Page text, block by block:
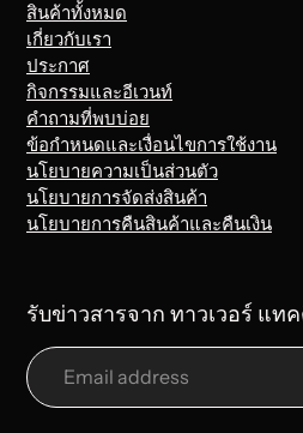
สินค้าทั้งหมด
เกี่ยวกับเรา
ประกาศ
กิจกรรมและอีเวนท์
คำถามที่พบบ่อย
ข้อกำหนดและเงื่อนไขการใช้งาน
นโยบายความเป็นส่วนตัว
นโยบายการจัดส่งสินค้า
นโยบายการคืนสินค้าและคืนเงิน
รับข่าวสารจาก ทาวเวอร์ แท